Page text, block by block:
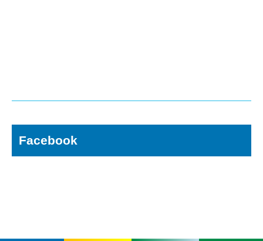
Facebook